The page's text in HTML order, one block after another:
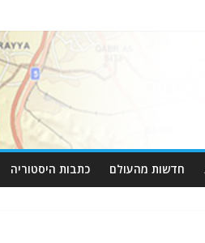
חדשות מהעולם כתבות היסטוריה